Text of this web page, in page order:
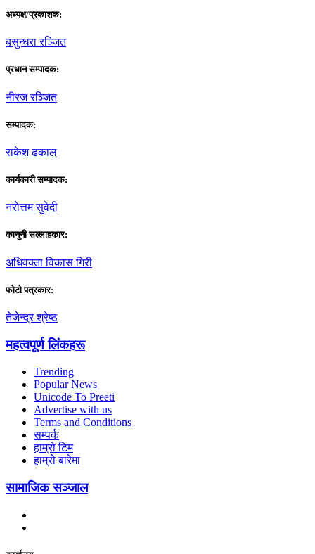
अध्यक्ष/प्रकाशक:
बसुन्धरा रञ्जित
प्रधान सम्पादक:
नीरज रञ्जित
सम्पादक:
राकेश ढकाल
कार्यकारी सम्पादक:
नराेत्तम सुवेदी
कानुनी सल्लाहकार:
अधिवक्ता विकास गिरी
फाेटाे पत्रकार:
तेजेन्द्र श्रेष्ठ
महत्वपूर्ण लिंकहरू
Trending
Popular News
Unicode To Preeti
Advertise with us
Terms and Conditions
सम्पर्क
हाम्रो टिम
हाम्रो बारेमा
सामाजिक सञ्जाल